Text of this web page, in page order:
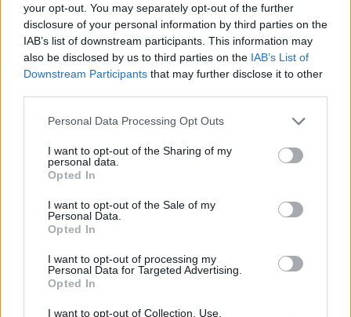
your opt-out. You may separately opt-out of the further
disclosure of your personal information by third parties on the
IAB’s list of downstream participants. This information may
also be disclosed by us to third parties on the IAB’s List of
Downstream Participants that may further disclose it to other
Personal Data Processing Opt Outs
I want to opt-out of the Sharing of my
personal data.
Opted In
I want to opt-out of the Sale of my
Personal Data.
Opted In
I want to opt-out of processing my
Personal Data for Targeted Advertising.
Opted In
I want to opt-out of Collection, Use,
Ajax-talent Mohamed Abdalla schrijft Europese
geschiedenis
Shane Kluivert krijgt kans van Flick en begint in
Servische media vergelijken Ajax-talent Abdellah
Ajax zet grote stap richting volgende ronde na
Ajax - Vojvodina
Vaart en Sylvie Meis door de jaren heen